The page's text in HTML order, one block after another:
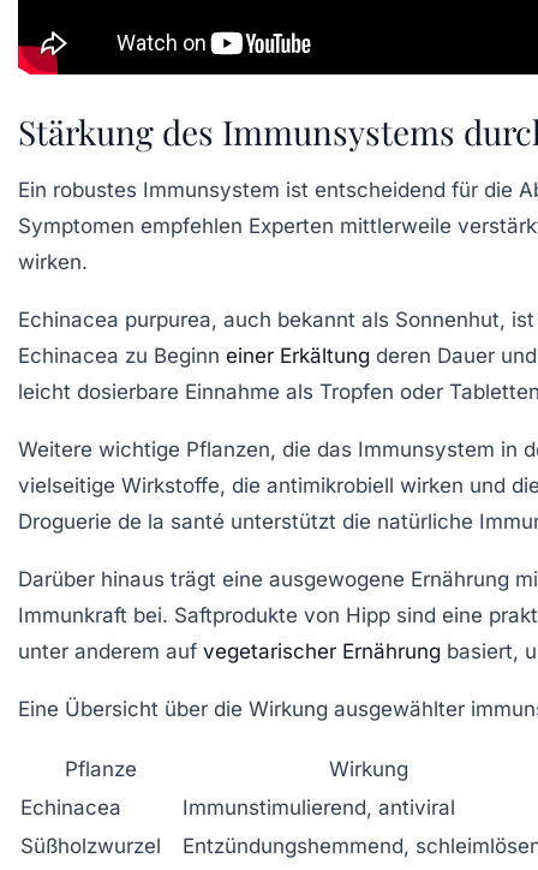
Stärkung des Immunsystems
Ein robustes Immunsystem ist entscheidend für die
Symptomen empfehlen Experten mittlerweile
wirken.
Echinacea purpurea, auch bekannt als Sonnenhut,
Echinacea zu Beginn einer Erkältung deren Dauer
leicht dosierbare Einnahme als Tropfen oder
Weitere wichtige Pflanzen, die das Immunsystem in
vielseitige Wirkstoffe, die antimikrobiell wirken und
Droguerie de la santé unterstützt die natürliche
Darüber hinaus trägt eine ausgewogene Ernährung
Immunkraft bei. Saftprodukte von Hipp sind eine
unter anderem auf vegetarischer Ernährung basiert,
Eine Übersicht über die Wirkung ausgewählter
Pflanze
Wirkung
Echinacea
Immunstimulierend, antiviral
Süßholzwurzel
Entzündungshemmend,